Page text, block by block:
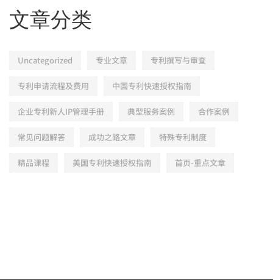
文章分类
Uncategorized 专业文章 专利撰写与审查
专利申请流程及费用 中国专利快速授权指南
企业专利新人IP管理手册 典型服务案例 合作案例
常见问题解答 成功之路文章 特殊专利制度
精品课程 美国专利快速授权指南 首页-重点文章